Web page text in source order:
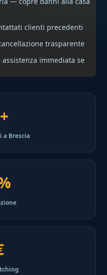
clienti precedenti
trasparente
immediata se
a Brescia